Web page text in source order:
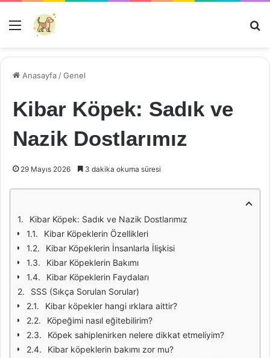
Menü
Anasayfa /Genel
Kibar Köpek: Sadık ve
Nazik Dostlarımız
29 Mayıs 2026 3 dakika okuma süresi
Kibar Köpek: Sadık ve Nazik Dostlarımız
Kibar Köpeklerin Özellikleri
Kibar Köpeklerin İnsanlarla İlişkisi
Kibar Köpeklerin Bakımı
Kibar Köpeklerin Faydaları
SSS (Sıkça Sorulan Sorular)
Kibar köpekler hangi ırklara aittir?
Köpeğimi nasıl eğitebilirim?
Köpek sahiplenirken nelere dikkat etmeliyim?
Kibar köpeklerin bakımı zor mu?